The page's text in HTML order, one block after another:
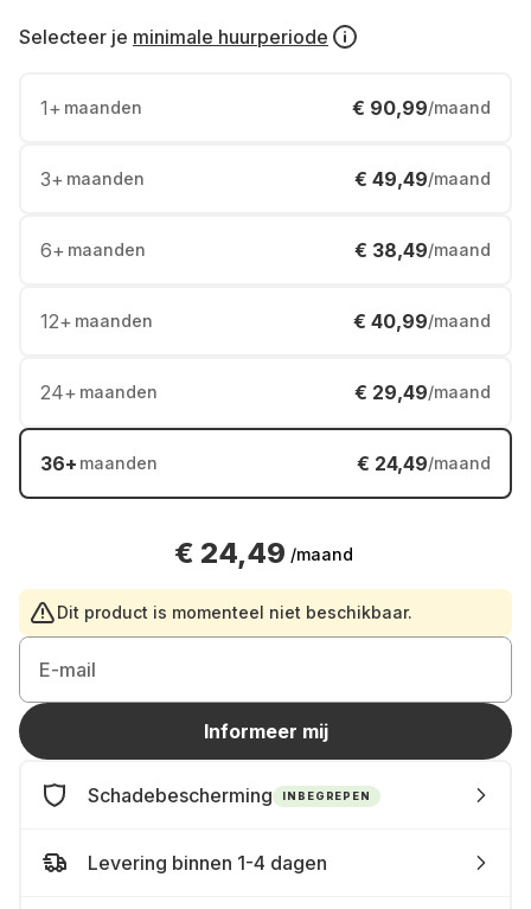
Selecteer je minimale huurperiode
1+ maanden € 90,99/maand
3+ maanden € 49,49/maand
6+ maanden € 38,49/maand
12+ maanden € 40,99/maand
24+ maanden € 29,49/maand
36+ maanden € 24,49/maand
€ 24,49 /maand
Dit product is momenteel niet beschikbaar.
E-mail
Informeer mij
Schadebescherming INBEGREPEN
Levering binnen 1-4 dagen